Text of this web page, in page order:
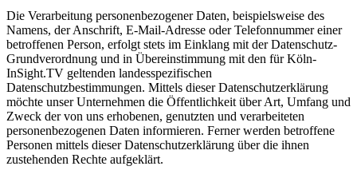
Die Verarbeitung personenbezogener Daten, beispielsweise des
Namens, der Anschrift, E-Mail-Adresse oder Telefonnummer einer
betroffenen Person, erfolgt stets im Einklang mit der Datenschutz-
Grundverordnung und in Übereinstimmung mit den für Köln-
InSight.TV geltenden landesspezifischen
Datenschutzbestimmungen. Mittels dieser Datenschutzerklärung
möchte unser Unternehmen die Öffentlichkeit über Art, Umfang und
Zweck der von uns erhobenen, genutzten und verarbeiteten
personenbezogenen Daten informieren. Ferner werden betroffene
Personen mittels dieser Datenschutzerklärung über die ihnen
zustehenden Rechte aufgeklärt.